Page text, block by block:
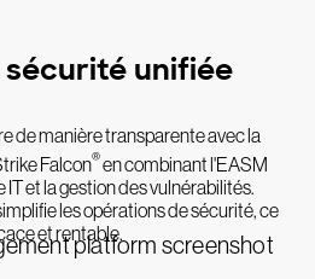
unifiée
de manière transparente avec la
Falcon®en combinant l'EASM
et la gestion des vulnérabilités.
les opérations de sécurité, ce
et rentable.